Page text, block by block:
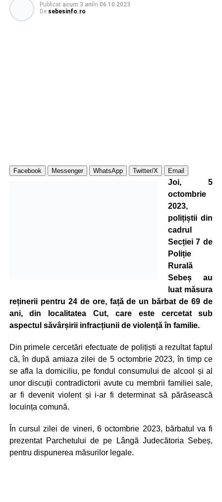
Publicat acum 3 aniîn 06.10.2023
De sebesinfo.ro
Facebook Messenger WhatsApp Twitter/X Email
Joi, 5
octombrie
2023,
polițiștii din
cadrul
Secției 7 de
Poliție
Rurală
Sebeș au
luat măsura
reținerii pentru 24 de ore, față de un bărbat de 69 de
ani, din localitatea Cut, care este cercetat sub
aspectul săvârșirii infracțiunii de violență în familie.
Din primele cercetări efectuate de polițiști a rezultat faptul
că, în după amiaza zilei de 5 octombrie 2023, în timp ce
se afla la domiciliu, pe fondul consumului de alcool și al
unor discuții contradictorii avute cu membrii familiei sale,
ar fi devenit violent și i-ar fi determinat să părăsească
locuința comună.
În cursul zilei de vineri, 6 octombrie 2023, bărbatul va fi
prezentat Parchetului de pe Lângă Judecătoria Sebeș,
pentru dispunerea măsurilor legale.